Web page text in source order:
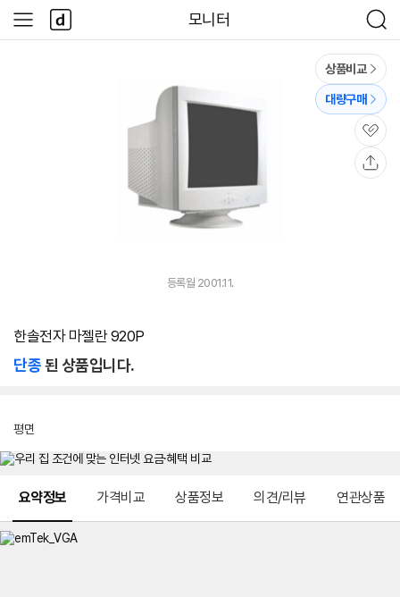
모니터
검
색
사
이
다
나
와
상품비교
대량구매
관
심
등록월 2001.11.
한솔전자 마젤란 920P
단종된 상품입니다.
평면
요약정보 가격비교 상품정보 의견/리뷰 연관상품